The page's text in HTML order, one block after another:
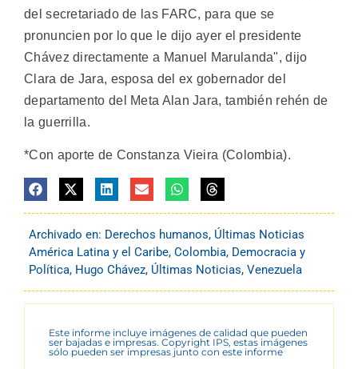
del secretariado de las FARC, para que se
pronuncien por lo que le dijo ayer el presidente
Chávez directamente a Manuel Marulanda", dijo
Clara de Jara, esposa del ex gobernador del
departamento del Meta Alan Jara, también rehén de
la guerrilla.
*Con aporte de Constanza Vieira (Colombia).
Archivado en: Derechos humanos, Últimas Noticias
América Latina y el Caribe, Colombia, Democracia y
Política, Hugo Chávez, Últimas Noticias, Venezuela
Este informe incluye imágenes de calidad que pueden
ser bajadas e impresas. Copyright IPS, estas imágenes
sólo pueden ser impresas junto con este informe